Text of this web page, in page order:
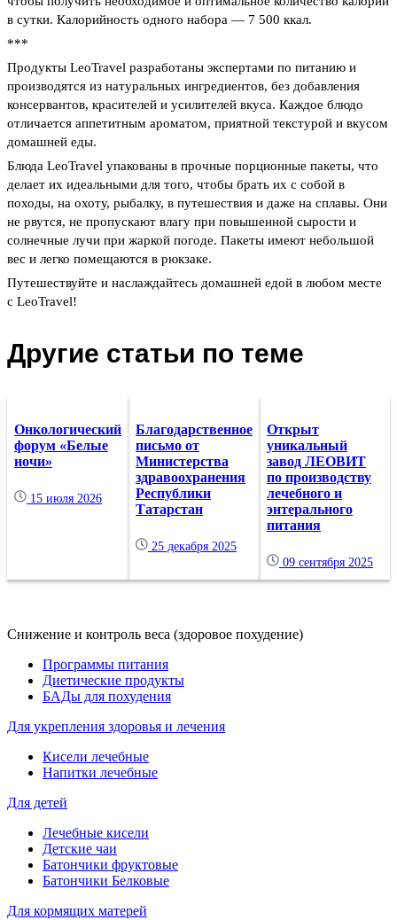
в сутки. Калорийность одного набора — 7 500 ккал.
***
Продукты LeoTravel разработаны экспертами по питанию и
производятся из натуральных ингредиентов, без добавления
консервантов, красителей и усилителей вкуса. Каждое блюдо
отличается аппетитным ароматом, приятной текстурой и вкусом
домашней еды.
Блюда LeoTravel упакованы в прочные порционные пакеты, что
делает их идеальными для того, чтобы брать их с собой в
походы, на охоту, рыбалку, в путешествия и даже на сплавы. Они
не рвутся, не пропускают влагу при повышенной сырости и
солнечные лучи при жаркой погоде. Пакеты имеют небольшой
вес и легко помещаются в рюкзаке.
Путешествуйте и наслаждайтесь домашней едой в любом месте
с LeoTravel!
Другие статьи по теме
Онкологический
форум «Белые
ночи»
15 июля 2026
Благодарственное
письмо от
Министерства
здравоохранения
Республики
Татарстан
25 декабря 2025
Открыт
уникальный
завод ЛЕОВИТ
по производству
лечебного и
энтерального
питания
09 сентября 2025
Снижение и контроль веса (здоровое похудение)
Программы питания
Диетические продукты
БАДы для похудения
Для укрепления здоровья и лечения
Кисели лечебные
Напитки лечебные
Для детей
Лечебные кисели
Детские чаи
Батончики фруктовые
Батончики Белковые
Для кормящих матерей